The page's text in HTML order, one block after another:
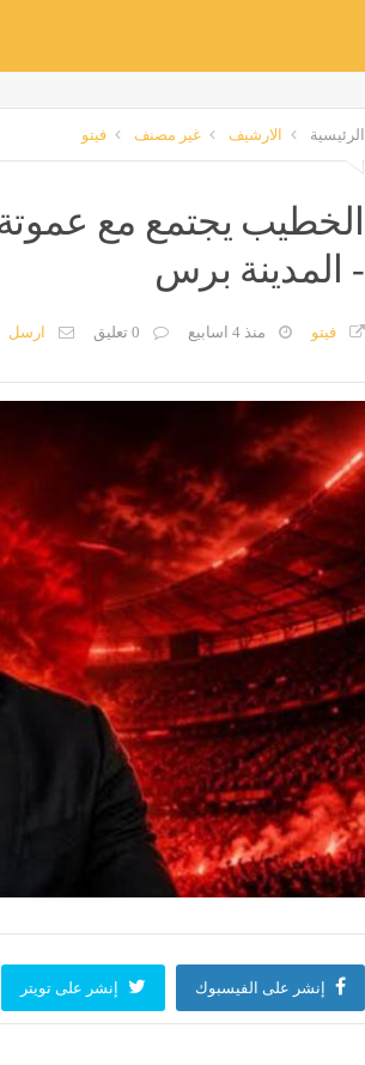
الرئيسية الارشيف غير مصنف فيتو
الخطيب يجتمع مع
- المدينة برس
فيتو منذ 4 اسابيع 0 تعليق ارسل
إنشر على الفيسبوك إنشر على تويتر